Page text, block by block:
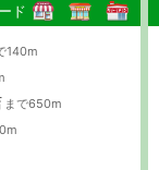
ド
140m
まで650m